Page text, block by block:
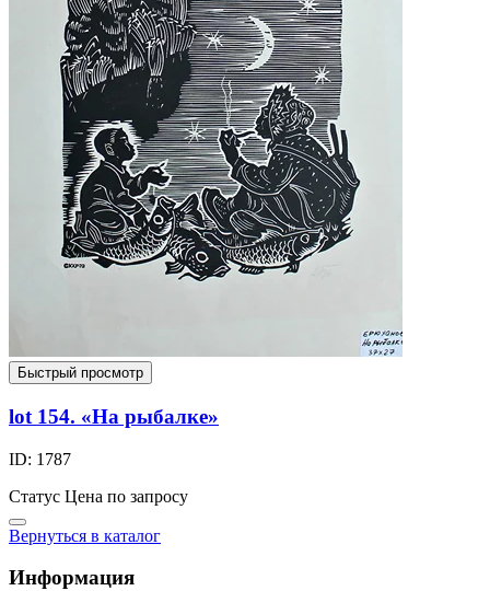
Быстрый просмотр
lot 154. «На рыбалке»
ID: 1787
Статус Цена по запросу
Вернуться в каталог
Информация